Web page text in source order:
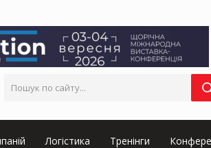
Логістика Тренінги